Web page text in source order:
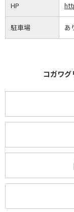
HP
駐車場 あ
コガワグ